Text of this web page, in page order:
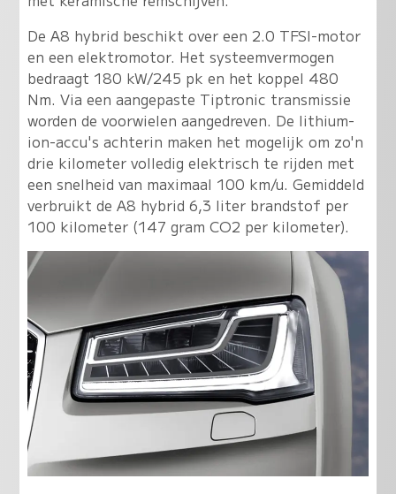
De A8 hybrid beschikt over een 2.0 TFSI-motor
en een elektromotor. Het systeemvermogen
bedraagt 180 kW/245 pk en het koppel 480
Nm. Via een aangepaste Tiptronic transmissie
worden de voorwielen aangedreven. De lithium-
ion-accu's achterin maken het mogelijk om zo'n
drie kilometer volledig elektrisch te rijden met
een snelheid van maximaal 100 km/u. Gemiddeld
verbruikt de A8 hybrid 6,3 liter brandstof per
100 kilometer (147 gram CO2 per kilometer).